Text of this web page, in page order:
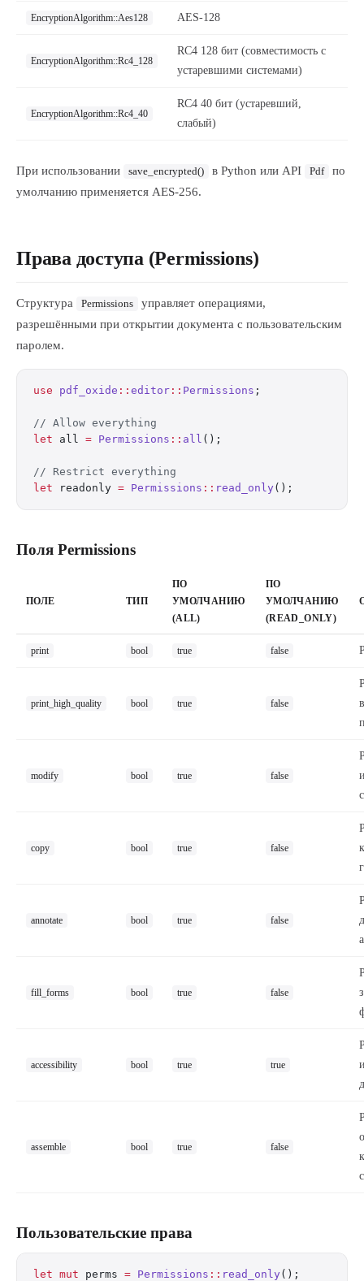
EncryptionAlgorithm::Aes128 AES-128
EncryptionAlgorithm::Rc4_128
RC4 128 бит (совместимость с
устаревшими системами)
EncryptionAlgorithm::Rc4_40
RC4 40 бит (устаревший,
слабый)
При использовании save_encrypted() в Python или API Pdf
по
умолчанию применяется AES-256.
Права доступа (Permissions)
Структура Permissions
управляет операциями,
разрешёнными при открытии документа с пользовательским
паролем.
use pdf_oxide :: editor :: Permissions ;
// Allow everything
let all = Permissions :: all ();
// Restrict everything
let readonly = Permissions :: read_only ();
Поля Permissions
ПОЛЕ ТИП
ПО
УМОЛЧАНИЮ
(ALL)
ПО
УМОЛЧАНИЮ
(READ_ONLY)
print bool true false
print_high_quality bool true false
modify bool true false
copy bool true false
annotate bool true false
fill_forms bool true false
accessibility bool true true
assemble bool true false
Пользовательские права
let mut perms = Permissions :: read_only ();